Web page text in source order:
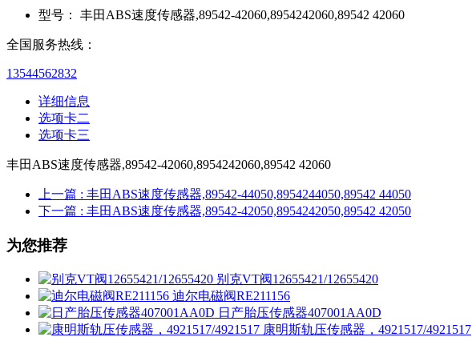
型号： 丰田ABS速度传感器,89542-42060,8954242060,89542 42060
全国服务热线：
13544562832
详细信息
选项卡二
选项卡三
丰田ABS速度传感器,89542-42060,8954242060,89542 42060
上一篇 : 丰田ABS速度传感器,89542-44050,8954244050,89542 44050
下一篇 : 丰田ABS速度传感器,89542-42050,8954242050,89542 42050
为您推荐
别克VT阀12655421/12655420
迪尔电磁阀RE211156
日产胎压传感器407001AA0D
康明斯轨压传感器，4921517/4921517